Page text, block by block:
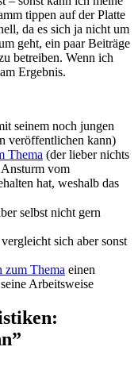
tippen auf der Platte
da es sich ja nicht um
geht, ein paar Beiträge
betreiben. Wenn ich
Ergebnis.
seinem noch jungen
veröffentlichen kann)
Thema (der lieber nichts
vom
hat, weshalb das
selbst nicht gern
vergleicht sich aber sonst
zum Thema einen
Arbeitsweise